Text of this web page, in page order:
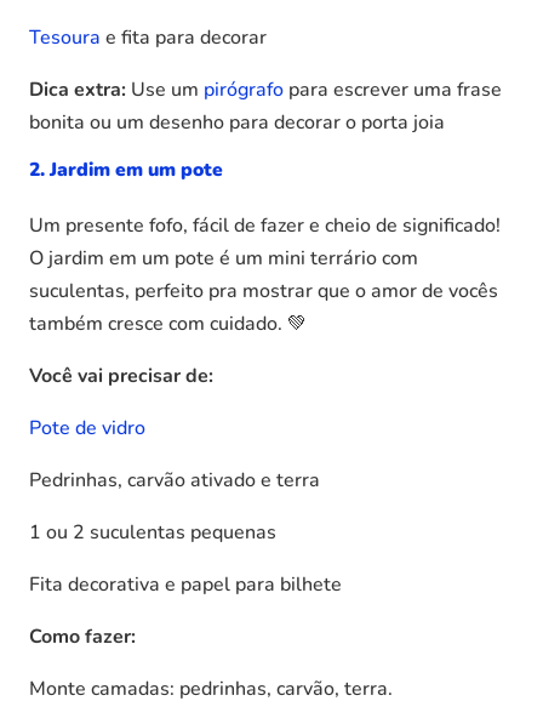
Tesoura e fita para decorar
Dica extra: Use um pirógrafo para escrever uma frase
bonita ou um desenho para decorar o porta joia
2. Jardim em um pote
Um presente fofo, fácil de fazer e cheio de significado!
O jardim em um pote é um mini terrário com
suculentas, perfeito pra mostrar que o amor de vocês
também cresce com cuidado. 💚
Você vai precisar de:
Pote de vidro
Pedrinhas, carvão ativado e terra
1 ou 2 suculentas pequenas
Fita decorativa e papel para bilhete
Como fazer:
Monte camadas: pedrinhas, carvão, terra.